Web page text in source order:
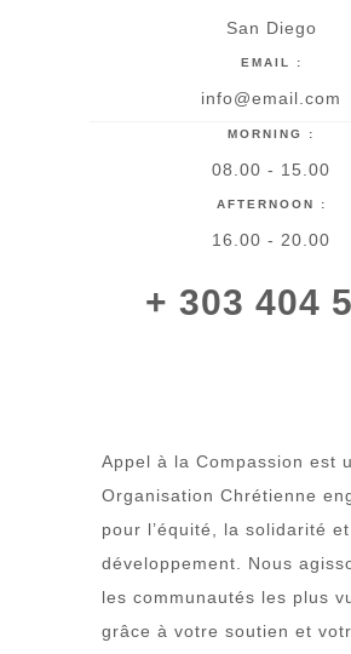
San Diego
EMAIL :
info@email.com
MORNING :
08.00 - 15.00
AFTERNOON :
16.00 - 20.00
+ 303 404
Appel à la Compassion est
Organisation Chrétienne
pour l’équité, la solidarité
développement. Nous
les communautés les plus
grâce à votre soutien et